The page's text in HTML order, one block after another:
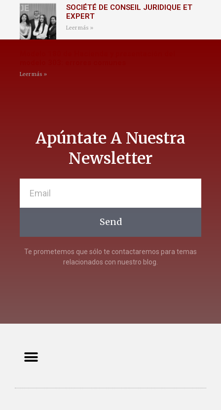
SOCIÉTÉ DE CONSEIL JURIDIQUE ET
EXPERT
Leer más »
Leer más »
Apúntate A Nuestra
Newsletter
Send
Te prometemos que sólo te contactaremos para temas
relacionados con nuestro blog.